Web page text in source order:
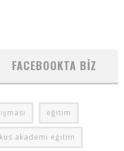
FACEBOOKTA BIZ
eğitim
akademi eğitim